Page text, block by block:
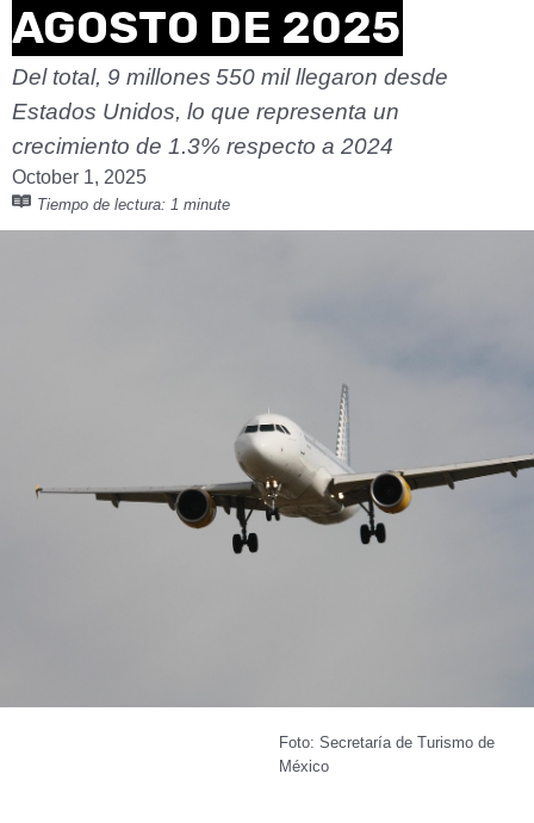
AGOSTO DE 2025
Del total, 9 millones 550 mil llegaron desde
Estados Unidos, lo que representa un
crecimiento de 1.3% respecto a 2024
October 1, 2025
Tiempo de lectura: 1 minute
Foto: Secretaría de Turismo de
México